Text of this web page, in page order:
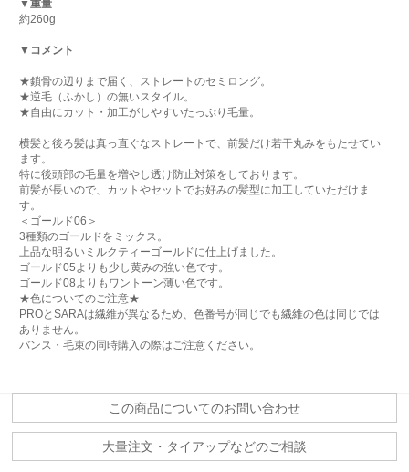
▼重量
約260g
▼コメント
★鎖骨の辺りまで届く、ストレートのセミロング。
★逆毛（ふかし）の無いスタイル。
★自由にカット・加工がしやすいたっぷり毛量。
横髪と後ろ髪は真っ直ぐなストレートで、前髪だけ若干丸みをもたせてい
ます。
特に後頭部の毛量を増やし透け防止対策をしております。
前髪が長いので、カットやセットでお好みの髪型に加工していただけま
す。
＜ゴールド06＞
3種類のゴールドをミックス。
上品な明るいミルクティーゴールドに仕上げました。
ゴールド05よりも少し黄みの強い色です。
ゴールド08よりもワントーン薄い色です。
★色についてのご注意★
PROとSARAは繊維が異なるため、色番号が同じでも繊維の色は同じでは
ありません。
バンス・毛束の同時購入の際はご注意ください。
この商品についてのお問い合わせ
大量注文・タイアップなどのご相談